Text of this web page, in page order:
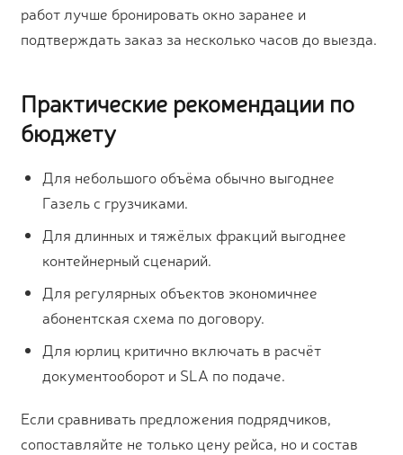
работ лучше бронировать окно заранее и
подтверждать заказ за несколько часов до выезда.
Практические рекомендации по
бюджету
Для небольшого объёма обычно выгоднее
Газель с грузчиками.
Для длинных и тяжёлых фракций выгоднее
контейнерный сценарий.
Для регулярных объектов экономичнее
абонентская схема по договору.
Для юрлиц критично включать в расчёт
документооборот и SLA по подаче.
Если сравнивать предложения подрядчиков,
сопоставляйте не только цену рейса, но и состав